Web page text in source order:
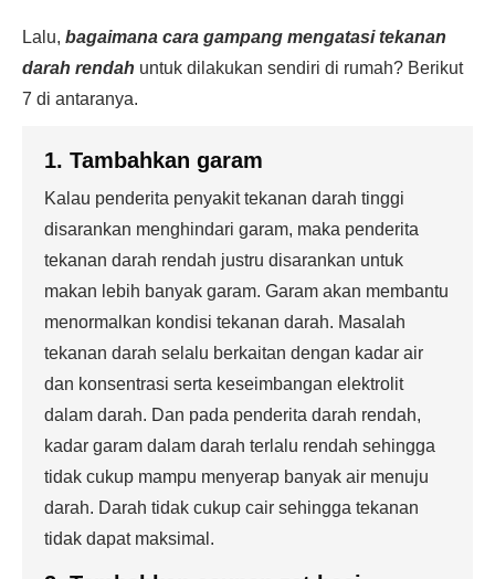
Lalu, bagaimana cara gampang mengatasi tekanan
darah rendah untuk dilakukan sendiri di rumah? Berikut
7 di antaranya.
1. Tambahkan garam
Kalau penderita penyakit tekanan darah tinggi
disarankan menghindari garam, maka penderita
tekanan darah rendah justru disarankan untuk
makan lebih banyak garam. Garam akan membantu
menormalkan kondisi tekanan darah. Masalah
tekanan darah selalu berkaitan dengan kadar air
dan konsentrasi serta keseimbangan elektrolit
dalam darah. Dan pada penderita darah rendah,
kadar garam dalam darah terlalu rendah sehingga
tidak cukup mampu menyerap banyak air menuju
darah. Darah tidak cukup cair sehingga tekanan
tidak dapat maksimal.